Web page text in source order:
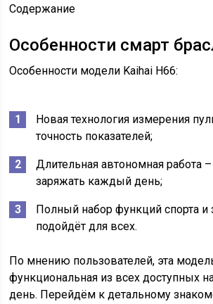
Содержание
Особенности смарт
Особенности модели Kaihai H66:
Новая технология измерения
точность показателей;
Длительная автономная работа
заряжать каждый день;
Полный набор функций спорта и
подойдёт для всех.
По мнению пользователей, эта
функциональная из всех доступных
день. Перейдём к детальному